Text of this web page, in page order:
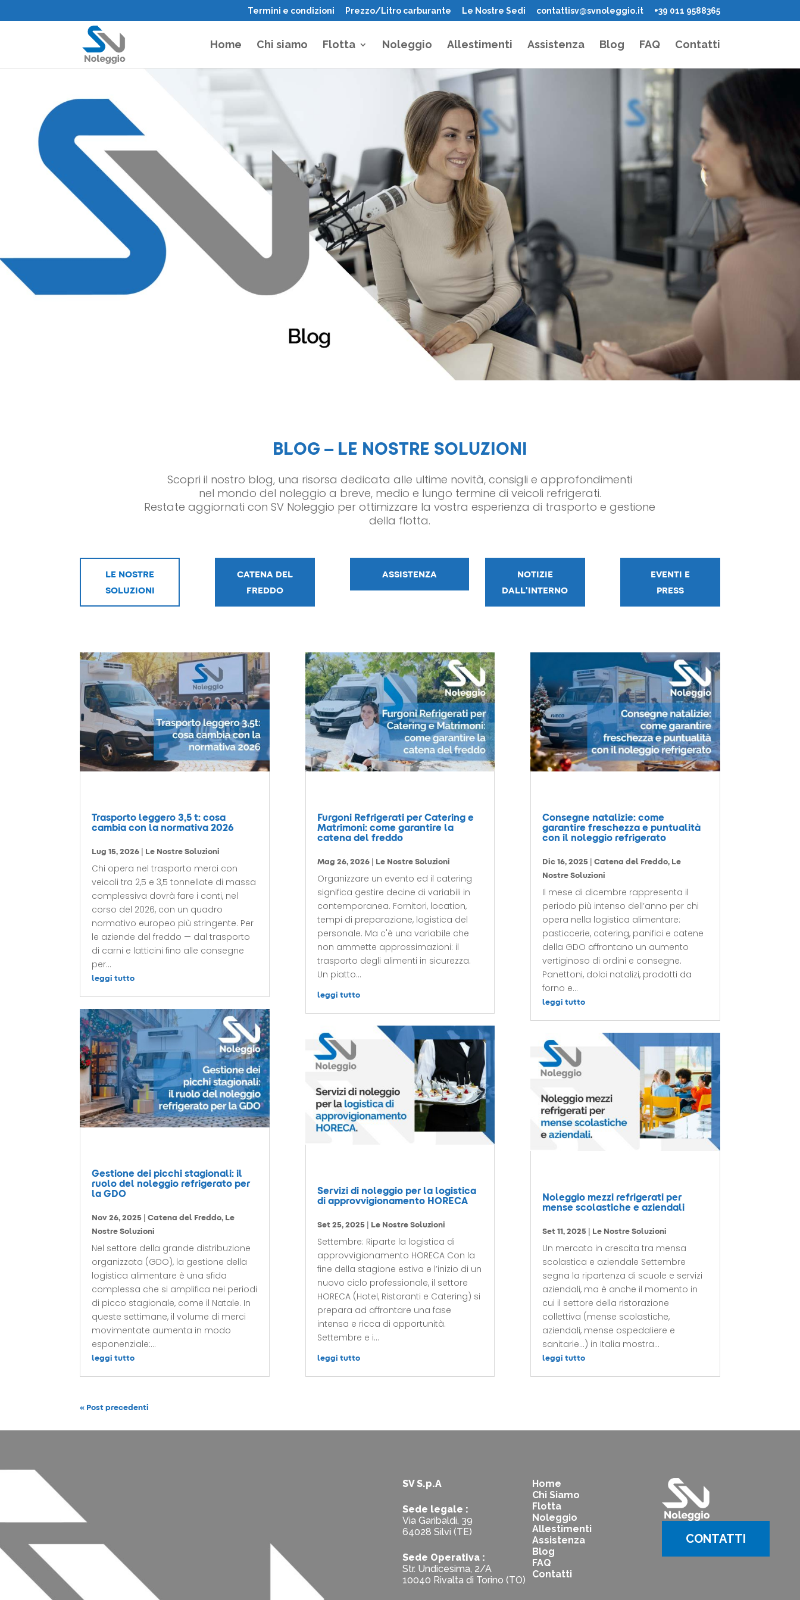
Termini e condizioni Prezzo/Litro carburante Le Nostre Sedi contattisv@svnoleggio.it +39 011 9588365
Home Chi siamo Flotta Noleggio Allestimenti Assistenza Blog FAQ Contatti
BLOG – LE NOSTRE SOLUZIONI
Scopri il nostro blog, una risorsa dedicata alle ultime novità, consigli e approfondimenti
nel mondo del noleggio a breve, medio e lungo termine di veicoli refrigerati.
Restate aggiornati con SV Noleggio per ottimizzare la vostra esperienza di trasporto e gestione
della flotta.
LE NOSTRE
SOLUZIONI
CATENA DEL
FREDDO
ASSISTENZA
NOTIZIE
DALL'INTERNO
EVENTI E
PRESS
Trasporto leggero 3,5 t: cosa
cambia con la normativa 2026
Lug 15, 2026 | Le Nostre Soluzioni
Chi opera nel trasporto merci con
veicoli tra 2,5 e 3,5 tonnellate di massa
complessiva dovrà fare i conti, nel
corso del 2026, con un quadro
normativo europeo più stringente. Per
le aziende del freddo — dal trasporto
di carni e latticini fino alle consegne
per...
leggi tutto
Gestione dei picchi stagionali: il
ruolo del noleggio refrigerato per
la GDO
Nov 26, 2025 |Catena del Freddo, Le
Nostre Soluzioni
Nel settore della grande distribuzione
organizzata (GDO), la gestione della
logistica alimentare è una sfida
complessa che si amplifica nei periodi
di picco stagionale, come il Natale. In
queste settimane, il volume di merci
movimentate aumenta in modo
esponenziale:...
leggi tutto
Furgoni Refrigerati per Catering e
Matrimoni: come garantire la
catena del freddo
Mag 26, 2026| Le Nostre Soluzioni
Organizzare un evento ed il catering
significa gestire decine di variabili in
contemporanea. Fornitori, location,
tempi di preparazione, logistica del
personale. Ma c'è una variabile che
non ammette approssimazioni: il
trasporto degli alimenti in sicurezza.
Un piatto...
leggi tutto
Servizi di noleggio per la logistica
di approvvigionamento HORECA
Set 25, 2025| Le Nostre Soluzioni
Settembre: Riparte la logistica di
approvvigionamento HORECA Con la
fine della stagione estiva e l’inizio di un
nuovo ciclo professionale, il settore
HORECA (Hotel, Ristoranti e Catering) si
prepara ad affrontare una fase
intensa e ricca di opportunità.
Settembre e i...
leggi tutto
Consegne natalizie: come
garantire freschezza e puntualità
con il noleggio refrigerato
Dic 16, 2025| Catena del Freddo, Le
Nostre Soluzioni
Il mese di dicembre rappresenta il
periodo più intenso dell’anno per chi
opera nella logistica alimentare:
pasticcerie, catering, panifici e catene
della GDO affrontano un aumento
vertiginoso di ordini e consegne.
Panettoni, dolci natalizi, prodotti da
forno e...
leggi tutto
Noleggio mezzi refrigerati per
mense scolastiche e aziendali
Set 11, 2025| Le Nostre Soluzioni
Un mercato in crescita tra mensa
scolastica e aziendale Settembre
segna la ripartenza di scuole e servizi
aziendali, ma è anche il momento in
cui il settore della ristorazione
collettiva (mense scolastiche,
aziendali, mense ospedaliere e
sanitarie...) in Italia mostra...
leggi tutto
« Post precedenti
SV S.p.A
Sede legale :
Via Garibaldi, 39
64028 Silvi (TE)
Sede Operativa :
Str. Undicesima, 2/A
10040 Rivalta di Torino (TO)
Home
Chi Siamo
Flotta
Noleggio
Allestimenti
Assistenza
Blog
FAQ
Contatti
CONTATTI